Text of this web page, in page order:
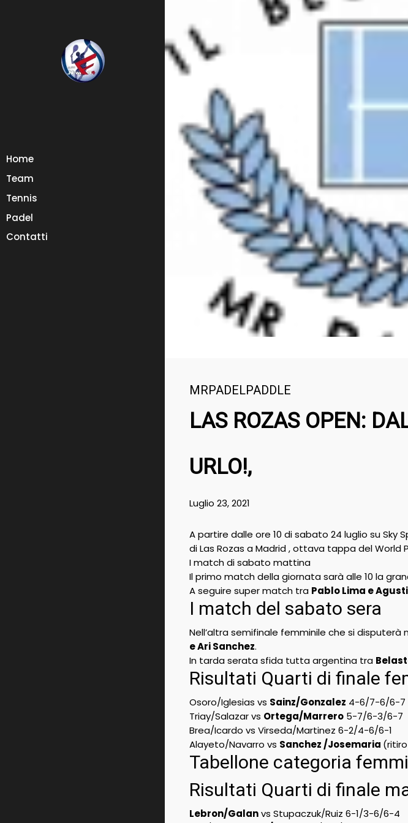
Home
Team
Tennis
Padel
Contatti
MRPADELPADDLE
LAS ROZAS OPEN:
URLO!,
Luglio 23, 2021
A partire dalle ore 10 di sabato 24 luglio su Sky
di Las Rozas a Madrid , ottava tappa del World
I match di sabato mattina
Il primo match della giornata sarà alle 10 la
A seguire super match tra Pablo Lima e
I match del sabato sera
Nell’altra semifinale femminile che si disputerà
e Ari Sanchez.
In tarda serata sfida tutta argentina tra
Risultati Quarti di finale
Osoro/Iglesias vs Sainz/Gonzalez 4-6/7-6/6-7
Triay/Salazar vs Ortega/Marrero5-7/6-3/6-7
Brea/Icardo vs Virseda/Martinez 6-2/4-6/6-1
Alayeto/Navarro vs Sanchez /Josemaria
Tabellone categoria
Risultati Quarti di finale
Lebron/Galanvs Stupaczuk/Ruiz 6-1/3-6/6-4